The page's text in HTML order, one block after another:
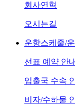
회사연혁
오시는길
운항스케줄/
선표 예약 안내
입출국 수속
비자/수하물